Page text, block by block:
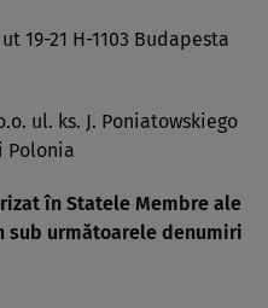
19-21 H-1103 Budapesta
ul. ks. J. Poniatowskiego
Polonia
în Statele Membre ale
sub următoarele denumiri